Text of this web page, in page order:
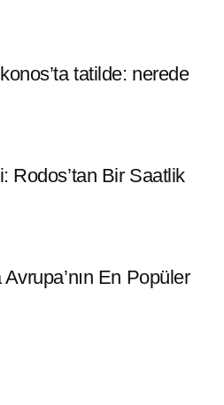
tatilde: nerede
Rodos’tan Bir Saatlik
En Popüler